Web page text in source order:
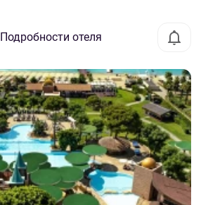
Подробности отеля